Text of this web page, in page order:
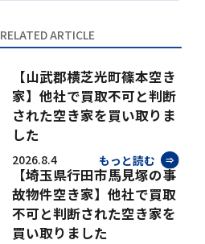
RELATED ARTICLE
【山武郡横芝光町篠本空き
家】他社で買取不可と判断
された空き家を買い取りま
した
2026.8.4 もっと読む
【埼玉県行田市馬見塚の事
故物件空き家】他社で買取
不可と判断された空き家を
買い取りました